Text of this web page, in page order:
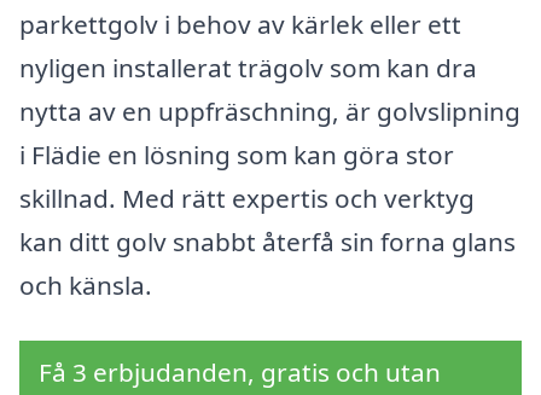
parkettgolv i behov av kärlek eller ett
nyligen installerat trägolv som kan dra
nytta av en uppfräschning, är golvslipning
i Flädie en lösning som kan göra stor
skillnad. Med rätt expertis och verktyg
kan ditt golv snabbt återfå sin forna glans
och känsla.
Få 3 erbjudanden, gratis och utan